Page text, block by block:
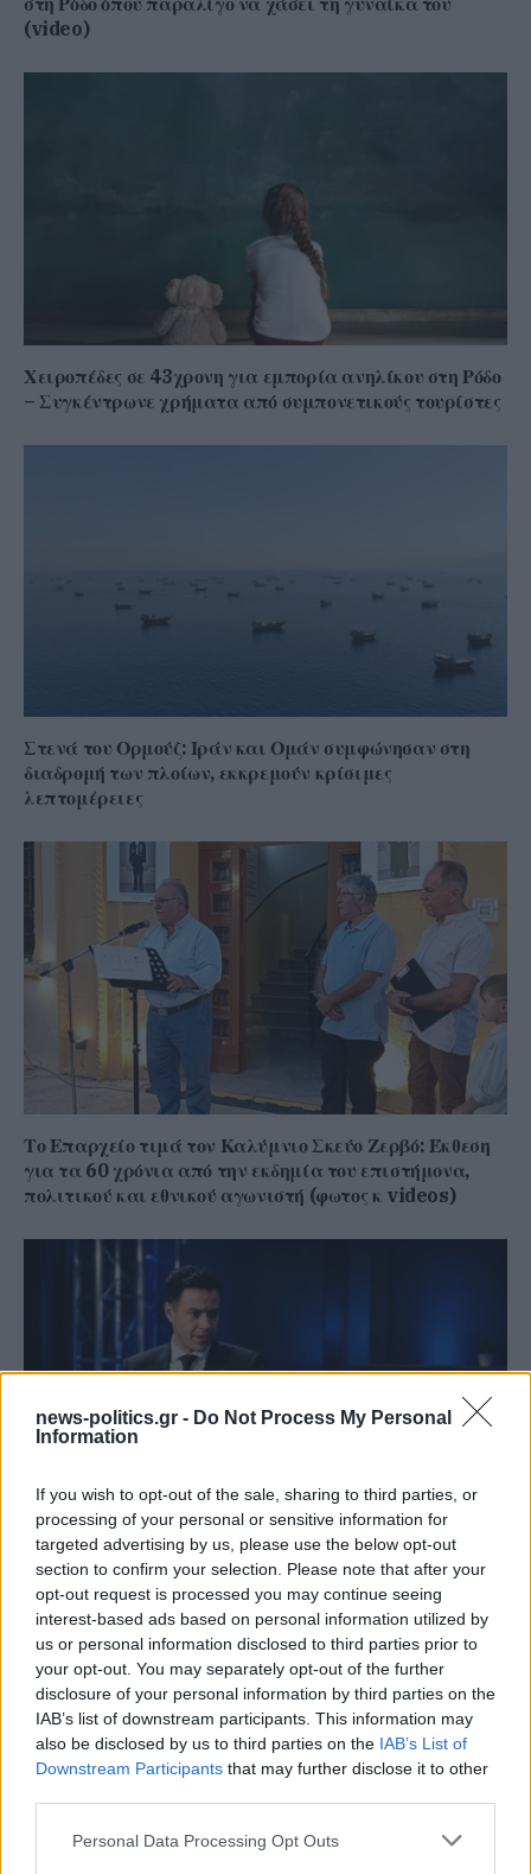
news-politics.gr - Do Not Process My Personal
Information
If you wish to opt-out of the sale, sharing to third parties, or
processing of your personal or sensitive information for
targeted advertising by us, please use the below opt-out
section to confirm your selection. Please note that after your
opt-out request is processed you may continue seeing
interest-based ads based on personal information utilized by
us or personal information disclosed to third parties prior to
your opt-out. You may separately opt-out of the further
disclosure of your personal information by third parties on the
IAB’s list of downstream participants. This information may
also be disclosed by us to third parties on the IAB’s List of
Downstream Participants that may further disclose it to other
Personal Data Processing Opt Outs
(video)
Χειροπέδες σε 43χρονη για εμπορία ανηλίκου στη Ρόδο
– Συγκέντρωνε χρήματα από συμπονετικούς τουρίστες
Στενά του Ορμούζ: Ιράν και Ομάν συμφώνησαν στη
διαδρομή των πλοίων, εκκρεμούν κρίσιμες
λεπτομέρειες
Το Επαρχείο τιμά τον Καλύμνιο Σκεύο Ζερβό: Έκθεση
για τα 60 χρόνια από την εκδημία του επιστήμονα,
πολιτικού και εθνικού αγωνιστή (φωτος κ videos)
Γιάννης Χατζής, πρόεδρος ΠΟΞ: «Ο ελληνικός
τουρισμός άντεξε τις διεθνείς κρίσεις, αλλά
χρειάζονται γενναίες αλλαγές για να παραμείνει
ανταγωνιστικός» (ηχητικό)